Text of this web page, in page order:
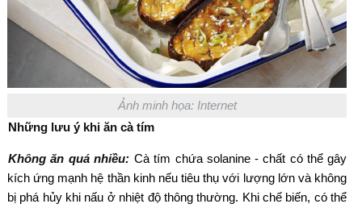
Ảnh minh họa: Internet
Những lưu ý khi ăn cà tím
Không ăn quá nhiều: Cà tím chứa solanine - chất có thể gây
kích ứng mạnh hệ thần kinh nếu tiêu thụ với lượng lớn và không
bị phá hủy khi nấu ở nhiệt độ thông thường. Khi chế biến, có thể